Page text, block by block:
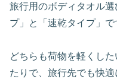
旅行用のボディタオル
プ」と「速乾タイプ」で
どちらも荷物を軽くし
たりで、旅行先でも快適